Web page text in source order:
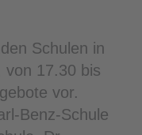
Schulen in
von 17.30 bis
vor.
Benz-Schule